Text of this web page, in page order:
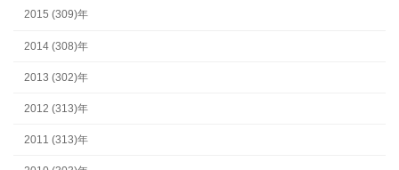
2015 (309)年
2014 (308)年
2013 (302)年
2012 (313)年
2011 (313)年